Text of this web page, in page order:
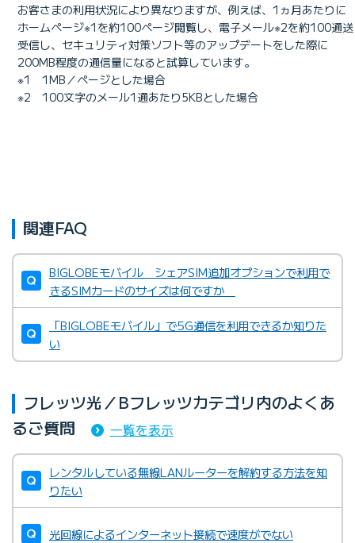
お客さまの利用状況により異なりますが、例えば、1ヵ月あたりに
ホームページ※1を約100ページ閲覧し、電子メール※2を約100通送
受信し、セキュリティ対策ソフト等のアップデートをした際に
200MB程度の通信量になると試算しています。
※1 1MB／ページとした場合
※2 100文字のメール1通あたり5KBとした場合
関連FAQ
BIGLOBEモバイル シェアSIM追加オプションで利用で
きるSIMカードのサイズは何ですか
「BIGLOBEモバイル」で5G通信を利用できるか知りた
い
フレッツ光／Bフレッツカテゴリ内のよくあ
るご質問
一覧を表示
レンタルしている無線LANルーターを解約する方法を知
りたい
光回線によるインターネット接続で速度がでない